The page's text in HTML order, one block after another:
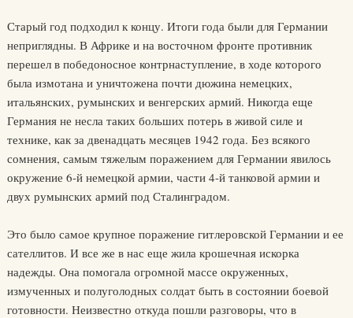
Старый год подходил к концу. Итоги года были для Германии
неприглядны. В Африке и на восточном фронте противник
перешел в победоносное контрнаступление, в ходе которого
была измотана и уничтожена почти дюжина немецких,
итальянских, румынских и венгерских армий. Никогда еще
Германия не несла таких больших потерь в живой силе и
технике, как за двенадцать месяцев 1942 года. Без всякого
сомнения, самым тяжелым поражением для Германии явилось
окружение 6-й немецкой армии, части 4-й танковой армии и
двух румынских армий под Сталинградом.
Это было самое крупное поражение гитлеровской Германии и ее
сателлитов. И все же в нас еще жила крошечная искорка
надежды. Она помогала огромной массе окруженных,
измученных и полуголодных солдат быть в состоянии боевой
готовности. Неизвестно откуда пошли разговоры, что в